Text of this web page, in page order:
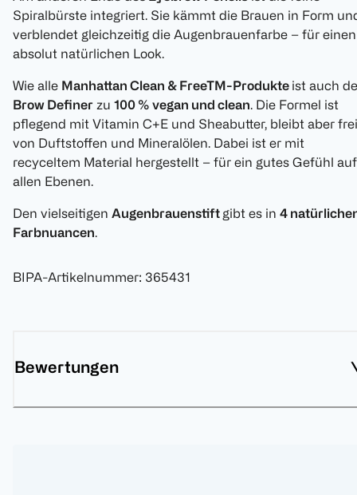
Spiralbürste integriert. Sie kämmt die Brauen in Form
verblendet gleichzeitig die Augenbrauenfarbe – für einen
absolut natürlichen Look.
Wie alle Manhattan Clean & FreeTM-Produkte ist auch
Brow Definer zu 100 % vegan und clean. Die Formel ist
pflegend mit Vitamin C+E und Sheabutter, bleibt aber frei
von Duftstoffen und Mineralölen. Dabei ist er mit
recyceltem Material hergestellt – für ein gutes Gefühl auf
allen Ebenen.
Den vielseitigen Augenbrauenstift gibt es in 4
Farbnuancen.
BIPA-Artikelnummer: 365431
Bewertungen